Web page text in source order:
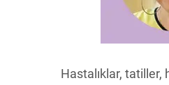
Hastalıklar,